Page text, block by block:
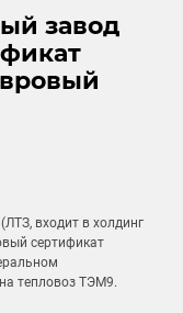
завод
входит в холдинг
сертификат
тепловоз ТЭМ9.